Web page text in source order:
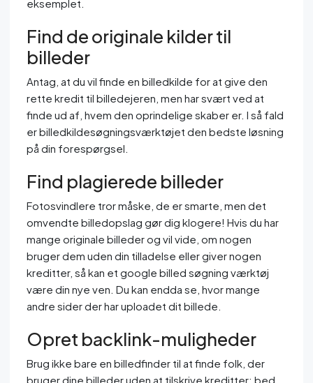
eksemplet.
Find de originale kilder til
billeder
Antag, at du vil finde en billedkilde for at give den
rette kredit til billedejeren, men har svært ved at
finde ud af, hvem den oprindelige skaber er. I så fald
er billedkildesøgningsværktøjet den bedste løsning
på din forespørgsel.
Find plagierede billeder
Fotosvindlere tror måske, de er smarte, men det
omvendte billedopslag gør dig klogere! Hvis du har
mange originale billeder og vil vide, om nogen
bruger dem uden din tilladelse eller giver nogen
kreditter, så kan et google billed søgning værktøj
være din nye ven. Du kan endda se, hvor mange
andre sider der har uploadet dit billede.
Opret backlink-muligheder
Brug ikke bare en billedfinder til at finde folk, der
bruger dine billeder uden at tilskrive kreditter; bed